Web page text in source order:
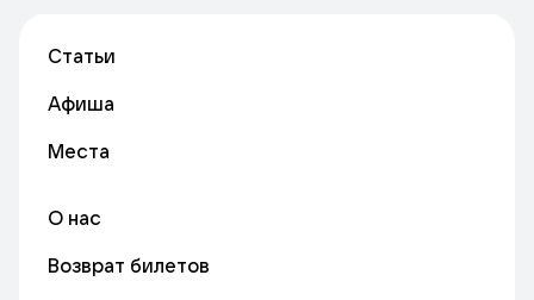
Статьи
Афиша
Места
О нас
Возврат билетов